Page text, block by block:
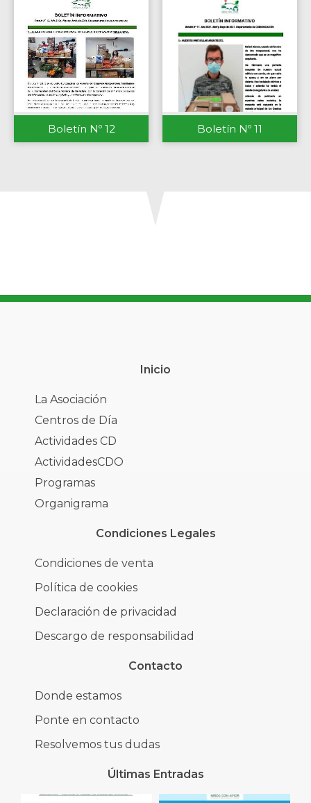
Boletín Nº 12 Boletín Nº 11
Inicio
La Asociación
Centros de Día
Actividades CD
ActividadesCDO
Programas
Organigrama
Condiciones Legales
Condiciones de venta
Política de cookies
Declaración de privacidad
Descargo de responsabilidad
Contacto
Donde estamos
Ponte en contacto
Resolvemos tus dudas
Últimas Entradas